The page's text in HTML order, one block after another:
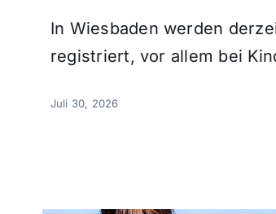
In Wiesbaden werden
registriert, vor allem bei
Juli 30, 2026